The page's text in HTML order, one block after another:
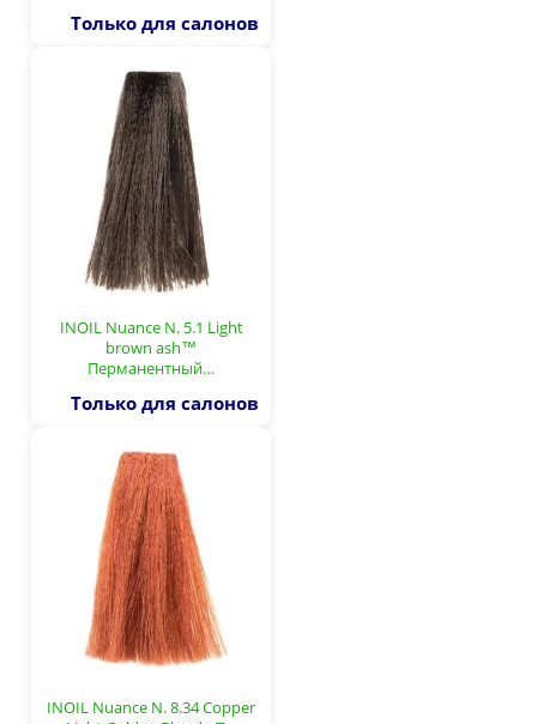
Только для салонов
INOIL Nuance N. 5.1 Light
brown ash™
Перманентный…
Только для салонов
INOIL Nuance N. 8.34 Copper